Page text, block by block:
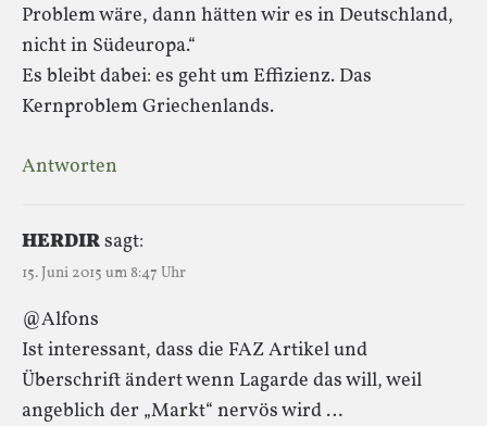
Problem wäre, dann hätten wir es in Deutschland,
nicht in Südeuropa.“
Es bleibt dabei: es geht um Effizienz. Das
Kernproblem Griechenlands.
Antworten
HERDIRsagt:
15. Juni 2015 um 8:47 Uhr
@Alfons
Ist interessant, dass die FAZ Artikel und
Überschrift ändert wenn Lagarde das will, weil
angeblich der „Markt“ nervös wird …